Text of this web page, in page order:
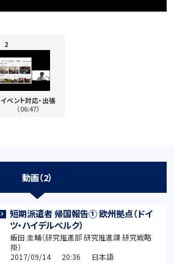
イベント対応・出張
（06:47）
動画（2）
短期派遣者 帰国報告① 欧州拠点（ドイ
ツ・ハイデルべルク）
飯田 圭輔（研究推進部 研究推進課 研究戦略
掛）
2017/09/14 20:36 日本語